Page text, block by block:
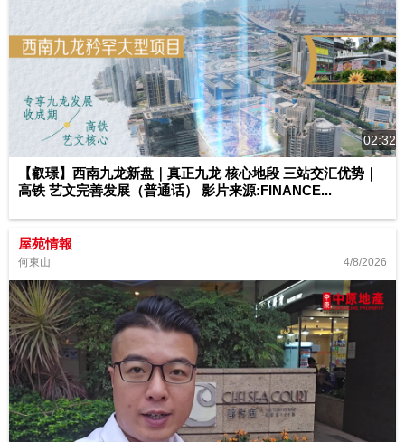
02:32
【叡璟】西南九龙新盘｜真正九龙 核心地段 三站交汇优势｜
高铁 艺文完善发展（普通话） 影片来源:FINANCE...
屋苑情報
何東山 4/8/2026